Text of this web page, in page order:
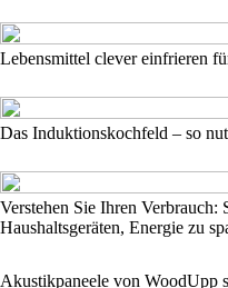
Lebensmittel clever einfrieren
Das Induktionskochfeld – so
Verstehen Sie Ihren Verbrauch:
Haushaltsgeräten, Energie zu
Akustikpaneele von WoodUpp